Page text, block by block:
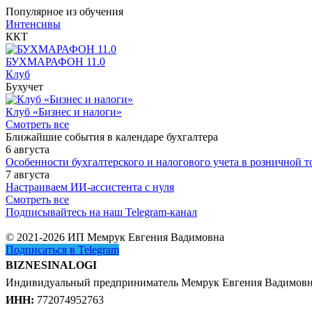
Популярное из обучения
Интенсивы
ККТ
БУХМАРАФОН 11.0
Клуб
Бухучет
Клуб «Бизнес и налоги»
Смотреть все
Ближайшие события в календаре бухгалтера
6 августа
Особенности бухгалтерского и налогового учета в розничной
7 августа
Настраиваем ИИ-ассистента с нуля
Смотреть все
Подписывайтесь на наш Telegram-канал
© 2021-2026 ИП Мемрук Евгения Вадимовна
Подписаться в Telegram
BIZNESINALOGI
Индивидуальный предприниматель Мемрук Евгения
ИНН: 772074952763